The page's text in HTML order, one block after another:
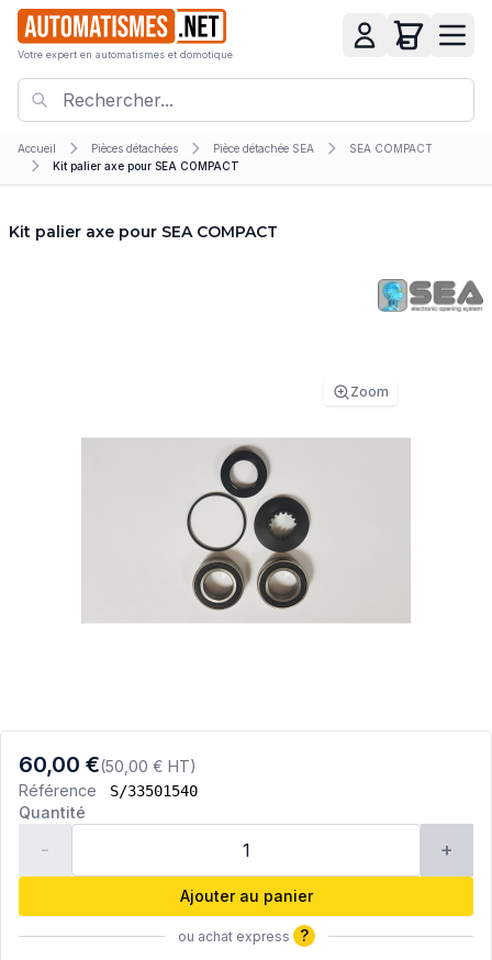
Votre expert en automatismes et domotique
Accueil Pièces détachées Pièce détachée SEA
SEA COMPACT
Kit palier axe pour SEA COMPACT
Kit palier axe pour SEA COMPACT
Zoom
60,00 €(50,00 € HT)
Référence
S/33501540
Quantité
- +
Ajouter au panier
ou achat express ?